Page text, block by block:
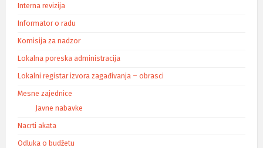
Interna revizija
Informator o radu
Komisija za nadzor
Lokalna poreska administracija
Lokalni registar izvora zagađivanja – obrasci
Mesne zajednice
Javne nabavke
Nacrti akata
Odluka o budžetu